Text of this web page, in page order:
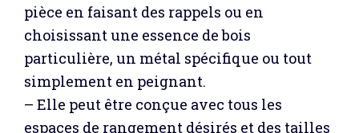
pièce en faisant des rappels ou en
choisissant une essence de bois
particulière, un métal spécifique ou tout
simplement en peignant.
– Elle peut être conçue avec tous les
espaces de rangement désirés et des tailles